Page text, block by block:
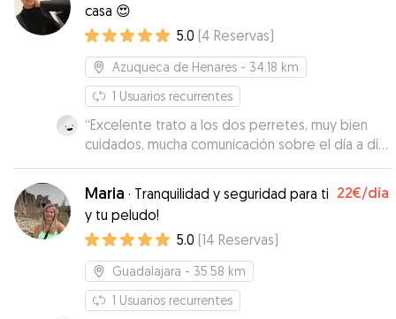
casa 😍
5.0 (4 Reservas)
Azuqueca de Henares - 34.18 km
1 Usuarios recurrentes
“Excelente trato a los dos perretes, muy bien
cuidados, mucha comunicación sobre el día a día
y también con fotos y vídeos de ellos”
Maria · Tranquilidad y seguridad para ti
y tu peludo!
22€/día
5.0 (14 Reservas)
Guadalajara - 35.58 km
1 Usuarios recurrentes